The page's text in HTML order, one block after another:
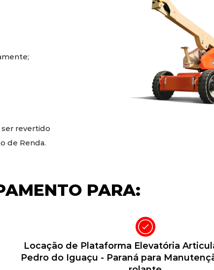
revertido
de Renda.
PARA:
Locação de Plataforma Elevatória
Pedro do Iguaçu - Paraná para